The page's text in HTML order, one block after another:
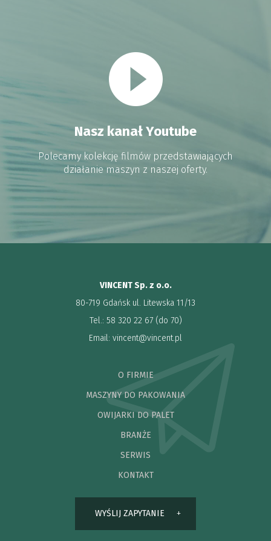
Nasz kanał Youtube
Polecamy kolekcję filmów przedstawiających
działanie maszyn z naszej oferty.
VINCENT Sp. z o.o.
80-719 Gdańsk ul. Litewska 11/13
Tel.: 58 320 22 67 (do 70)
Email: vincent@vincent.pl
O FIRMIE
MASZYNY DO PAKOWANIA
OWIJARKI DO PALET
BRANŻE
SERWIS
KONTAKT
WYŚLIJ ZAPYTANIE